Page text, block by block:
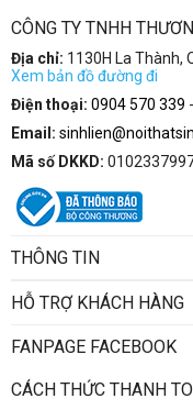
Giẻ lau bảng
- Phấn viết bảng
khuyến mại, khách lấy
CÔNG TY TNHH
Địa chỉ: 1130H La Thành,
Xem bản đồ đường đi
Điện thoại: 0904 570 339 -
Email:
Mã số DKKD:
THÔNG TIN
HỖ TRỢ KHÁCH HÀNG
FANPAGE FACEBOOK
CÁCH THỨC THANH